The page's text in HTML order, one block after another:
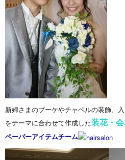
新婦さまのブーケやチャペルの装飾、
をテーマに合わせて作成した装花・
ペーパーアイテムチーム